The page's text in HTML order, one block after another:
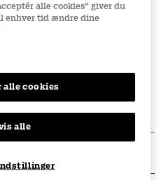
skum
alle cookies" giver du
enhver tid ændre dine
alle
alle cookies